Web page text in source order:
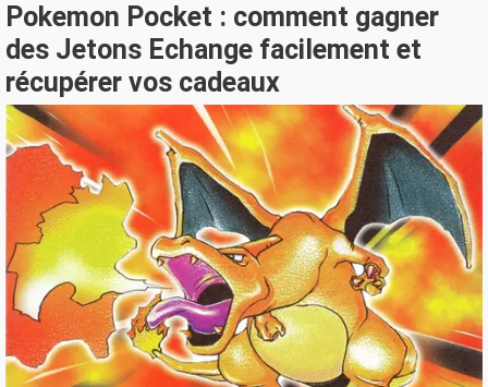
Pokemon Pocket : comment gagner
des Jetons Echange facilement et
récupérer vos cadeaux